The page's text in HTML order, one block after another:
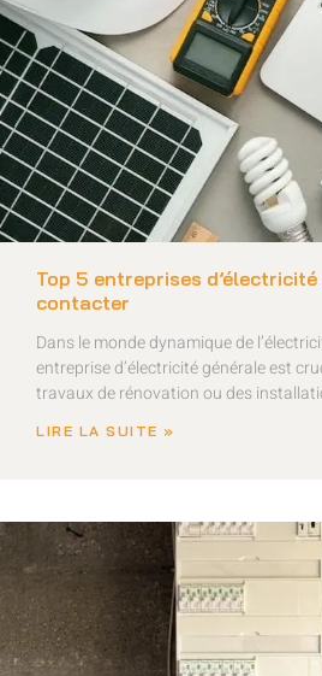
Top 5 entreprises
contacter
Dans le monde dynamique de
entreprise d’électricité générale est
travaux de rénovation ou des
LIRE LA SUITE »